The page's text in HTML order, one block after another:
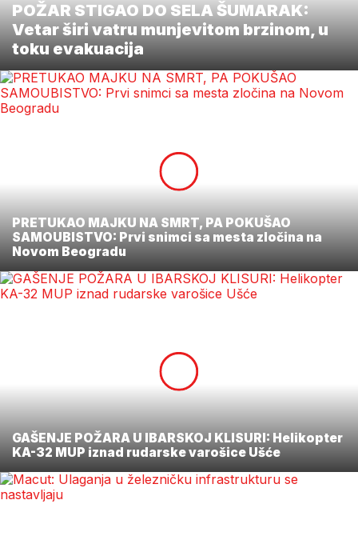
POŽAR STIGAO DO SELA ŠUMARAK:
Vetar širi vatru munjevitom brzinom, u
toku evakuacija
PRETUKAO MAJKU NA SMRT, PA POKUŠAO
SAMOUBISTVO: Prvi snimci sa mesta zločina na
Novom Beogradu
GAŠENJE POŽARA U IBARSKOJ KLISURI: Helikopter
KA-32 MUP iznad rudarske varošice Ušće